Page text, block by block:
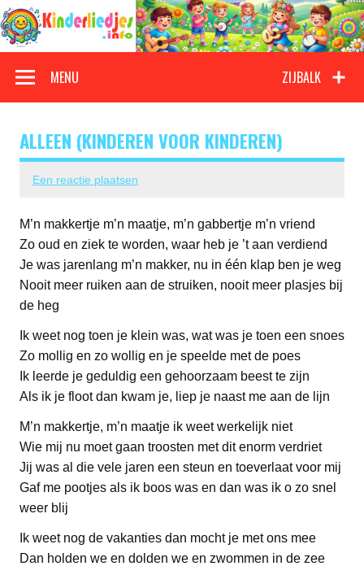
Doorgaan
naar
inhoud
Kinderliedjes
ZIJBALK
MENU
ALLEEN (KINDEREN VOOR KINDEREN)
Een reactie plaatsen
M’n makkertje m’n maatje, m’n gabbertje m’n vriend
Zo oud en ziek te worden, waar heb je ’t aan verdiend
Je was jarenlang m’n makker, nu in één klap ben je weg
Nooit meer ruiken aan de struiken, nooit meer plasjes bij
de heg
Ik weet nog toen je klein was, wat was je toen een snoes
Zo mollig en zo wollig en je speelde met de poes
Ik leerde je geduldig een gehoorzaam beest te zijn
Als ik je floot dan kwam je, liep je naast me aan de lijn
M’n makkertje, m’n maatje ik weet werkelijk niet
Wie mij nu moet gaan troosten met dit enorm verdriet
Jij was al die vele jaren een steun en toeverlaat voor mij
Gaf me pootjes als ik boos was en dan was ik o zo snel
weer blij
Ik weet nog de vakanties dan mocht je met ons mee
Dan holden we en dolden we en zwommen in de zee